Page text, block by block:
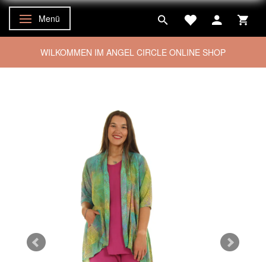
Anzeige ändern
Menü
WILKOMMEN IM ANGEL CIRCLE ONLINE SHOP